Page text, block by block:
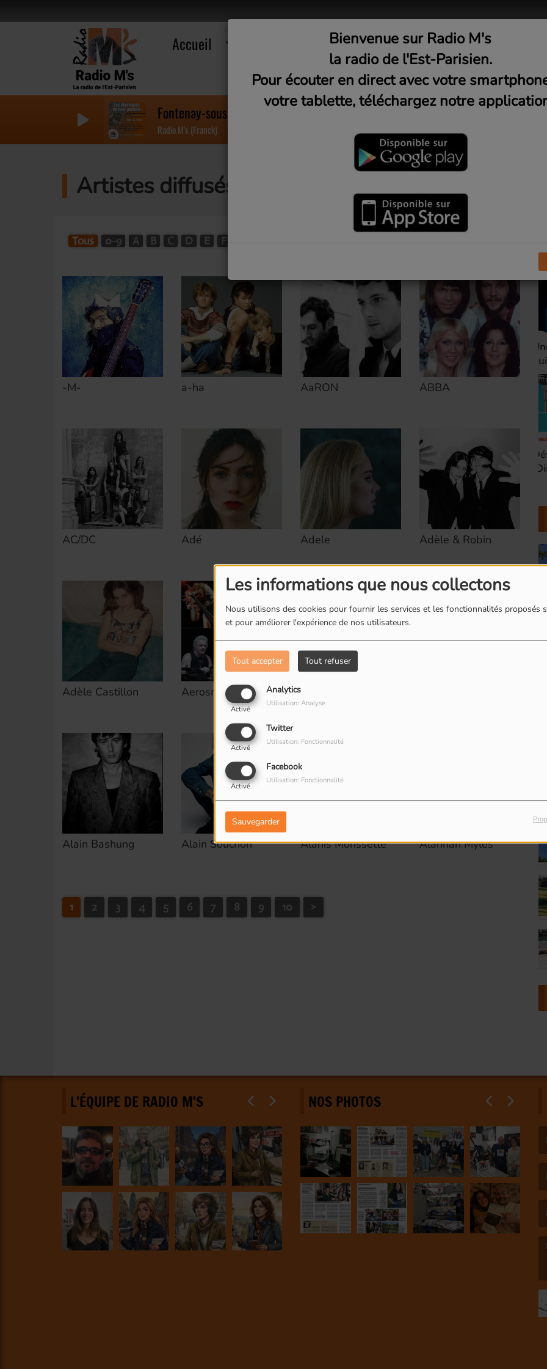
Les informations que nous collectons
Nous utilisons des cookies pour fournir les services et les fonctionnalités proposés
et pour améliorer l'expérience de nos utilisateurs.
Tout accepter Tout refuser
Analytics
Activé
Utilisation: Analyse
Twitter
Activé
Utilisation: Fonctionnalité
Facebook
Activé
Utilisation: Fonctionnalité
Sauvegarder
Accueil Musique Médias
Fontenay-sous-bois : Club de Volleyball
Radio M's (Franck)
Artistes diffusés sur Radio M's
Tous 0-9 A B C D E F
-M- a-ha AaRON ABBA
AC/DC Adé Adele Adèle & Robin
Adèle Castillon Aerosmith AGA
Alain Bashung Alain Souchon Alanis Morissette Alannah Myles
1 2 3 4 5 6 7 8 9 10 >
Une heure avant la
nuit (Dimanche 22h)
Défaire les idées
(Dimanche 21h)
de la cité maraîchère
L'ÉQUIPE DE RADIO M'S NOS PHOTOS
Bienvenue sur Radio M's
la radio de l'Est-Parisien.
Pour écouter en direct avec votre
votre tablette, téléchargez notre